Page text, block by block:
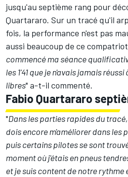
jusqu'au septième rang pour
Quartararo. Sur un tracé qu'il
fois, la performance n'est pas
aussi beaucoup de ce
commencé ma séance
les 1'41 que je n'avais jamais
libres" a-t-il commenté.
Fabio Quartararo
"Dans les parties rapides du
dois encore m'améliorer dans les
puis certains pilotes se sont
moment où j'étais en pneus
et je suis content de notre